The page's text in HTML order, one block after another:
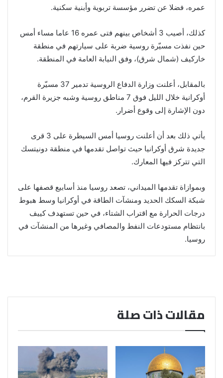
عمره، فضلا عن تضرر مؤسسة تربوية وأبنية سكنية.
كذلك، أصيب 3 أشخاص بينهم فتى عمره 16 عاما مساء أمس
حين نفذت مسيّرة روسية ضربة على سيارتهم في منطقة
خاركيف (شمال شرق)، وفق النيابة العامة في المنطقة.
بالمقابل، أعلنت وزارة الدفاع الروسية تدمير 37 مسيّرة
أوكرانية خلال الليل فوق 7 مناطق روسية وشبه جزيرة القرم،
دون الإشارة إلى وقوع أضرار.
يأتي ذلك بعد أن أعلنت روسيا أمس السيطرة على 3 قرى
جديدة شرق أوكرانيا حيث تواصل تقدمها في منطقة دونيتسك
التي تتركز فيها المعارك.
وبموازاة تقدمها الميداني، تصعد روسيا منذ أسابيع قصفها على
شبكة السكك الحديد ومنشآت الطاقة في أوكرانيا وسط هبوط
درجات الحرارة مع اقتراب الشتاء، في حين تستهدف كييف
بانتظام مستودعات النفط والمصافي وغيرها من المنشآت في
روسيا.
مقالات ذات صلة